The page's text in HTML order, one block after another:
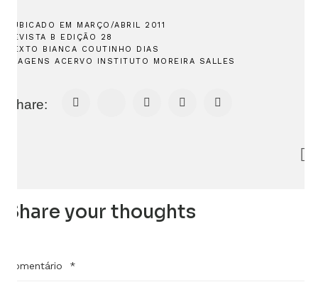
PUBICADO EM MARÇO/ABRIL 2011
REVISTA B EDIÇÃO 28
TEXTO BIANCA COUTINHO DIAS
IMAGENS ACERVO INSTITUTO MOREIRA SALLES
Share:
Share your thoughts
Comentário *